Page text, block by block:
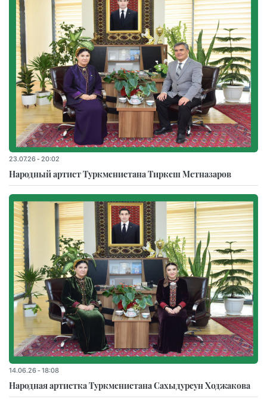
23.07.26 - 20:02
Народный артист Туркменистана Тиркеш Мeтназаров
14.06.26 - 18:08
Народная артистка Туркменистана Сахыдурсун Ходжакова